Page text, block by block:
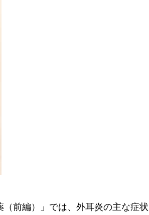
（前編）」では、外耳炎の主な症状